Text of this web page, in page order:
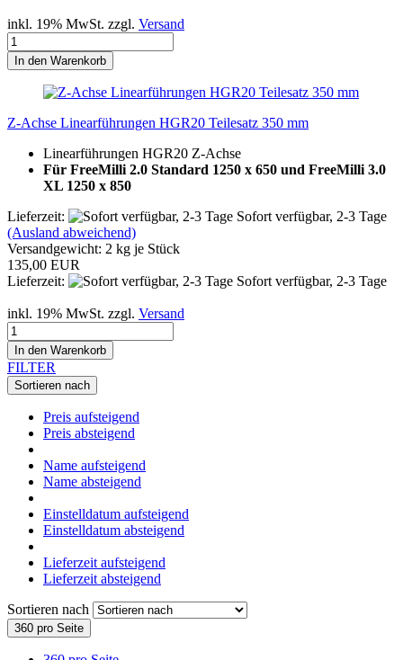
inkl. 19% MwSt. zzgl. Versand
In den Warenkorb
Z-Achse Linearführungen HGR20 Teilesatz 350 mm
Linearführungen HGR20 Z-Achse
Für FreeMilli 2.0 Standard 1250 x 650 und FreeMilli 3.0
XL 1250 x 850
Lieferzeit:
Sofort verfügbar, 2-3 Tage
(Ausland abweichend)
Versandgewicht: 2 kg je Stück
135,00 EUR
Lieferzeit:
Sofort verfügbar, 2-3 Tage
inkl. 19% MwSt. zzgl. Versand
In den Warenkorb
FILTER
Sortieren nach
Preis aufsteigend
Preis absteigend
Name aufsteigend
Name absteigend
Einstelldatum aufsteigend
Einstelldatum absteigend
Lieferzeit aufsteigend
Lieferzeit absteigend
Sortieren nach
360 pro Seite